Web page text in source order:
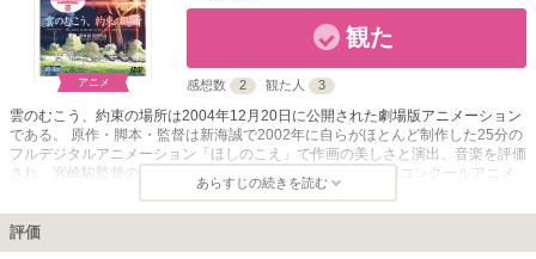
アニメ
観た
感想数 2 観た人 3
雲のむこう、約束の場所は2004年12月20日に公開された劇場版アニメーション
である。 原作・脚本・監督は新海誠で2002年に自らがほとんど制作した25分の
フルデジタルアニメーション「ほしのこえ」で作画の美しさと演出、音楽を評価
され、宮崎駿監督のハウルの動く城を抑えて第59回毎日映画コンクールアニメ
ーション映画賞を受賞している。本作は新海誠の3作目の作品で前作以上の映像
美と評されている。 日本が津軽海峡を挟んで南北に分割占領された別の戦後の
世界が舞台である。北海道は蝦夷と名前を変えユニオンに支配されていた。米軍
統治下にあった青森に住む中学3年生の藤沢浩紀と白川拓也は蝦夷に建つ謎のユ
あらすじの続きを読む
評価